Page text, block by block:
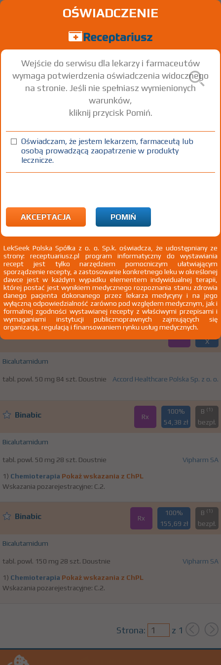
Znaleziono wyników:
Rx
Bicalutamidum
tabl. powl. 50 mg 28 szt. Doustnie Accord Healthcare Polska Sp. z o. o.
1)Chemioterapia
Pokaż wskazania z ChPL
Wskazania pozarejestracyjne: C.2.
X
Bicalutamidum
tabl. powl. 50 mg 84 szt. Doustnie Accord Healthcare Polska Sp. z o. o.
Binabic Rx
100%
54,38 zł
B (1)
bezpł.
Bicalutamidum
tabl. powl. 50 mg 28 szt. Doustnie Vipharm SA
1) Chemioterapia Pokaż wskazania z ChPL
Wskazania pozarejestracyjne: C.2.
Binabic Rx
100%
155,69 zł
B (1)
bezpł.
Bicalutamidum
tabl. powl. 150 mg 28 szt. Doustnie Vipharm SA
1) Chemioterapia Pokaż wskazania z ChPL
Wskazania pozarejestracyjne: C.2.
Strona: z 1
+22 350 00 06
OŚWIADCZENIE
Wejście do serwisu dla lekarzy i farmaceutów
wymaga potwierdzenia oświadczenia widocznego
na stronie. Jeśli nie spełniasz wymienionych
warunków,
kliknij przycisk Pomiń.
Oświadczam, że jestem lekarzem, farmaceutą lub
osobą prowadzącą zaopatrzenie w produkty
lecznicze.
AKCEPTACJA POMIŃ
LekSeek Polska Spółka z o. o. Sp.k. oświadcza, że udostępniany ze
strony: receptuariusz.pl program informatyczny do wystawiania
recept jest tylko narzędziem pomocniczym ułatwiającym
sporządzenie recepty, a zastosowanie konkretnego leku w określonej
dawce jest w każdym wypadku elementem indywidualnej terapii,
której postać jest wynikiem medycznego rozpoznania stanu zdrowia
danego pacjenta dokonanego przez lekarza medycyny i na jego
wyłączną odpowiedzialność zarówno pod względem medycznym, jak i
formalnej zgodności wystawianej recepty z właściwymi przepisami i
wymaganiami instytucji publicznoprawnych zajmujących się
organizacją, regulacją i finansowaniem rynku usług medycznych.